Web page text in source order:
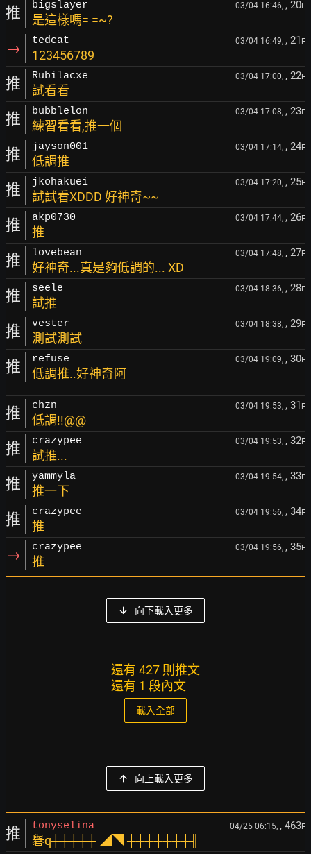
推 bigslayer 03/04 16:46, , 20F
是這樣嗎= =~?
→ tedcat 03/04 16:49, , 21 F
123456789
推 Rubilacxe 03/04 17:00, , 22F
試看看
推 bubblelon 03/04 17:08, , 23F
練習看看,推一個
推 jayson001 03/04 17:14, , 24F
低調推
推 jkohakuei 03/04 17:20, , 25F
試試看XDDD 好神奇~~
推 akp0730 03/04 17:44, , 26F
推
推 lovebean 03/04 17:48, , 27F
好神奇...真是夠低調的... XD
推 seele 03/04 18:36, , 28F
試推
推 vester 03/04 18:38, , 29F
測試測試
推 refuse 03/04 19:09, , 30F
低調推..好神奇阿
推 chzn 03/04 19:53, , 31 F
低調!!@@
推 crazypee 03/04 19:53, , 32F
試推...
推 yammyla 03/04 19:54, , 33F
推一下
推 crazypee 03/04 19:56, , 34F
推
→ crazypee 03/04 19:56, , 35F
推
向下載入更多
還有 427 則推文
還有 1 段內文
載入全部
向上載入更多
推 tonyselina 04/25 06:15, , 463F
礜q┼┼┼┼┼ ◢◥ ┼┼┼┼┼┼┼╢